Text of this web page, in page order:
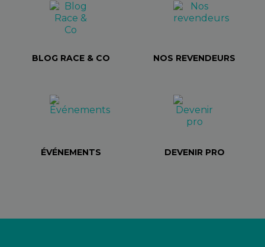
BLOG RACE & CO NOS REVENDEURS
ÉVÉNEMENTS DEVENIR PRO